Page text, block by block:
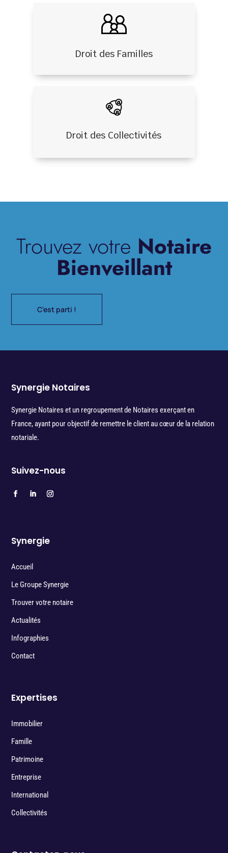
Droit des Familles
Droit des Collectivités
Trouvez votre Notaire
Bienveillant
C'est parti !
Synergie Notaires
Synergie Notaires et un regroupement de Notaires exerçant en
France, ayant pour objectif de remettre le client au cœur de la relation
notariale.
Suivez-nous
Synergie
Accueil
Le Groupe Synergie
Trouver votre notaire
Actualités
Infographies
Contact
Expertises
Immobilier
Famille
Patrimoine
Entreprise
International
Collectivités